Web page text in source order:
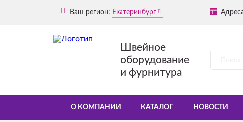
Ваш регион: Екатеринбург
Швейное
оборудование
и фурнитура
О КОМПАНИИ КАТАЛОГ НОВОСТИ